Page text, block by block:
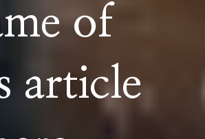
of
article